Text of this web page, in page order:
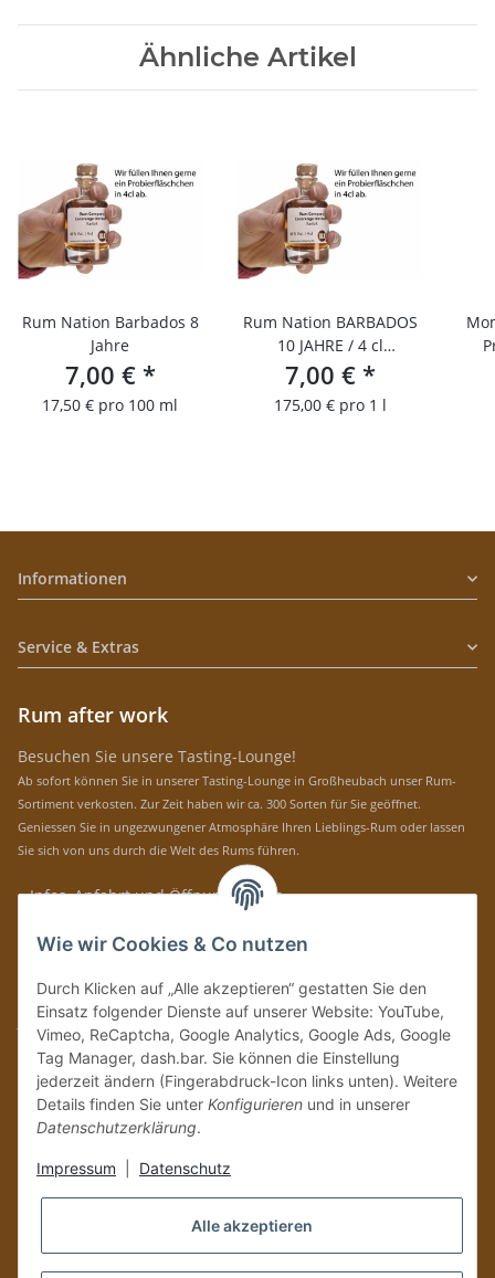
Ähnliche Artikel
Rum Nation Barbados 8
Jahre
7,00 € *
17,50 € pro 100 ml
Rum Nation BARBADOS
10 JAHRE / 4 cl
Probierfläschchen
7,00 € *
175,00 € pro 1 l
Informationen
Service & Extras
Rum after work
Besuchen Sie unsere Tasting-Lounge!
Ab sofort können Sie in unserer Tasting-Lounge in Großheubach unser Rum-
Sortiment verkosten. Zur Zeit haben wir ca. 300 Sorten für Sie geöffnet.
Geniessen Sie in ungezwungener Atmosphäre Ihren Lieblings-Rum oder lassen
Sie sich von uns durch die Welt des Rums führen.
» Infos, Anfahrt und Öffnungszeiten
Immer auf dem Laufenden mit unseren aktuellen Rum-News!
Bitte senden Sie mir entsprechend IhrerDatenschutzerklärung
regelmäßig und
jederzeit widerruflich Informationen zu Ihrem Produktsortiment per E-Mail zu.
Vertrag widerrufen
Wie wir Cookies & Co nutzen
Durch Klicken auf „Alle akzeptieren“ gestatten Sie den
Einsatz folgender Dienste auf unserer Website: YouTube,
Vimeo, ReCaptcha, Google Analytics, Google Ads, Google
Tag Manager, dash.bar. Sie können die Einstellung
jederzeit ändern (Fingerabdruck-Icon links unten). Weitere
Details finden Sie unter Konfigurieren und in unserer
Datenschutzerklärung.
Impressum Datenschutz
Alle akzeptieren